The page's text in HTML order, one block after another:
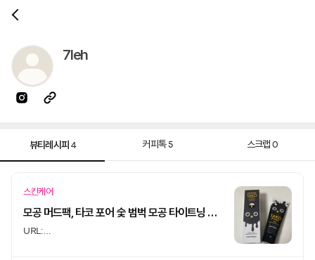
7leh
뷰티레시피 4 커피톡5 스크랩 0
스킨케어
모공 머드팩, 타코 포어 숯 범벅 모공 타이트닝 머드마스크
URL: